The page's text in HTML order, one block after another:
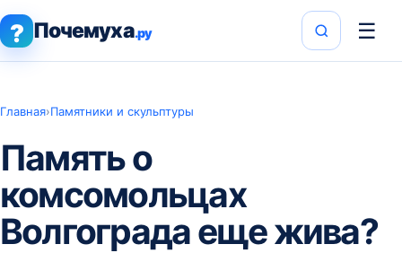
? Почемуха.ру ☰
Главная›Памятники и скульптуры
Память о
комсомольцах
Волгограда еще жива?